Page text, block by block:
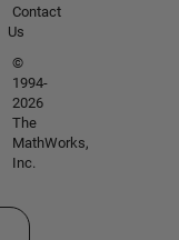
Contact
Us
©
1994-
2026
The
MathWorks,
Inc.
un site web